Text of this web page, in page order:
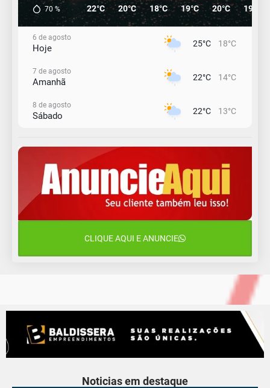
70 % 22°C 20°C 18°C 19°C 20°C 19°C
6 de agosto
Hoje 25°C 18°C
7 de agosto
Amanhã 22°C 14°C
8 de agosto
Sábado 22°C 13°C
Domingo 16°C 12°C
10 de agosto
Segunda-Feira
CLIQUE AQUI E ANUNCIE
Noticias em destaque